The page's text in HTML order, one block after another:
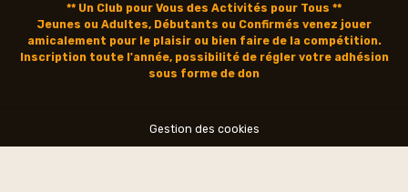
** Un Club pour Vous des Activités pour Tous **
Jeunes ou Adultes, Débutants ou Confirmés venez jouer
amicalement pour le plaisir ou bien faire de la compétition.
Inscription toute l'année, possibilité de régler votre adhésion
sous forme de don
Gestion des cookies